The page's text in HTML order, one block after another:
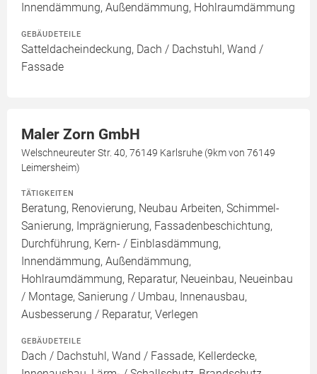
Innendämmung, Außendämmung, Hohlraumdämmung
GEBÄUDETEILE
Satteldacheindeckung, Dach / Dachstuhl, Wand /
Fassade
Maler Zorn GmbH
Welschneureuter Str. 40, 76149 Karlsruhe (9km von 76149
Leimersheim)
TÄTIGKEITEN
Beratung, Renovierung, Neubau Arbeiten, Schimmel-
Sanierung, Imprägnierung, Fassadenbeschichtung,
Durchführung, Kern- / Einblasdämmung,
Innendämmung, Außendämmung,
Hohlraumdämmung, Reparatur, Neueinbau, Neueinbau
/ Montage, Sanierung / Umbau, Innenausbau,
Ausbesserung / Reparatur, Verlegen
GEBÄUDETEILE
Dach / Dachstuhl, Wand / Fassade, Kellerdecke,